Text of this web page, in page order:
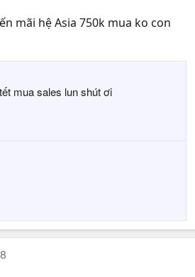
mãi hệ Asia 750k mua ko con
mua sales lun shút ơi